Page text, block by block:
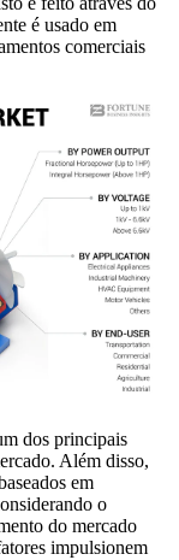
é usado em
comerciais
dos principais
Além disso,
em
o
do mercado
impulsionem